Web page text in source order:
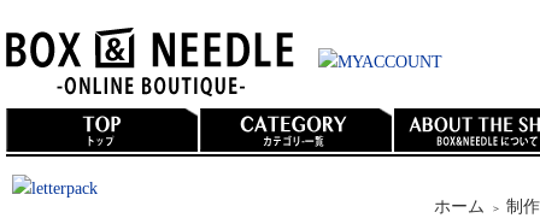
ホーム ＞ 制